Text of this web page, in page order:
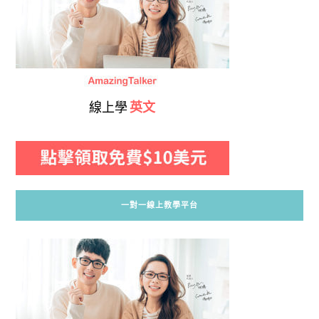
線上學 英文
一對一線上教學平台